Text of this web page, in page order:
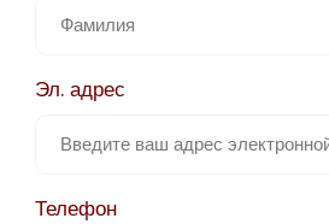
Эл. адрес
Телефон